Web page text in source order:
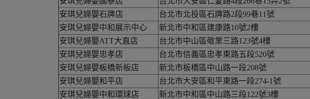
安琪兒婦嬰石牌店
台北市北投區石牌路2段99巷11號
安琪兒婦嬰中和展示中心
新北市中和區建康路10號2樓
安琪兒婦嬰ATT大直店
台北市中山區敬業三路123號4樓
安琪兒婦嬰忠孝店
台北市信義區忠孝東路五段520號
安琪兒婦嬰板橋新板店
新北市板橋區中山路一段208號
安琪兒婦嬰和平店
台北市大安區和平東路一段274-1號
安琪兒婦嬰中和環球店
新北市中和區中山路三段122號3樓